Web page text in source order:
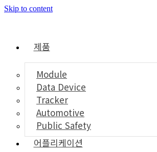
Skip to content
제품
Module
Data Device
Tracker
Automotive
Public Safety
어플리케이션